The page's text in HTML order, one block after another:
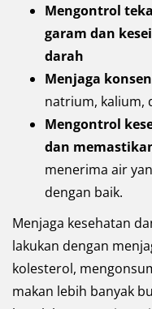
Mengontrol
garam dan
darah
Menjaga
natrium, kalium,
Mengontrol
dan
menerima air
dengan baik.
Menjaga kesehatan
lakukan dengan
kolesterol,
makan lebih banyak